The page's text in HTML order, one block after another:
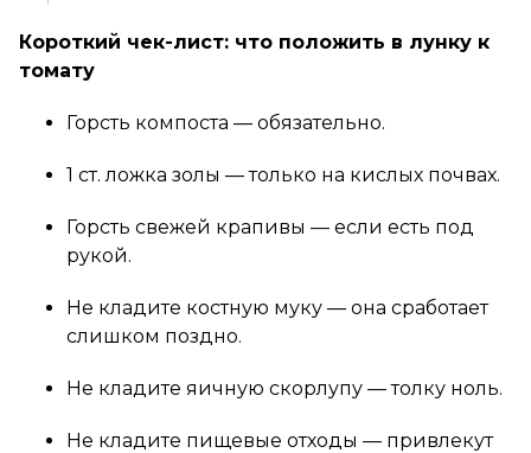
Короткий чек-лист: что положить в лунку к
томату
Горсть компоста — обязательно.
1 ст. ложка золы — только на кислых почвах.
Горсть свежей крапивы — если есть под
рукой.
Не кладите костную муку — она сработает
слишком поздно.
Не кладите яичную скорлупу — толку ноль.
Не кладите пищевые отходы — привлекут